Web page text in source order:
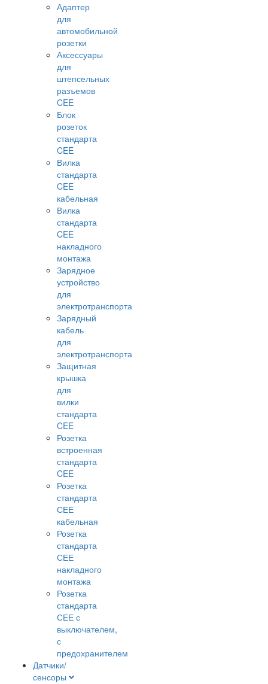
Адаптер
для
автомобильной
розетки
Аксессуары
для
штепсельных
разъемов
CEE
Блок
розеток
стандарта
CEE
Вилка
стандарта
CEE
кабельная
Вилка
стандарта
CEE
накладного
монтажа
Зарядное
устройство
для
электротранспорта
Зарядный
кабель
для
электротранспорта
Защитная
крышка
для
вилки
стандарта
CEE
Розетка
встроенная
стандарта
CEE
Розетка
стандарта
СЕЕ
кабельная
Розетка
стандарта
СЕЕ
накладного
монтажа
Розетка
стандарта
СЕЕ с
выключателем,
с
предохранителем
Датчики/
сенсоры